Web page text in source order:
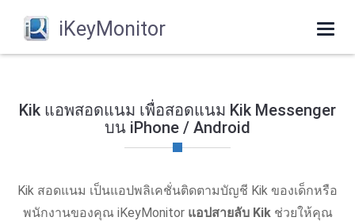
iKeyMonitor
Kik แอพสอดแนม เพื่อสอดแนม Kik Messenger
บน iPhone / Android
Kik สอดแนม เป็นแอปพลิเคชั่นติดตามบัญชี Kik ของเด็กหรือ
พนักงานของคุณ iKeyMonitor แอปสายลับ Kikช่วยให้คุณ